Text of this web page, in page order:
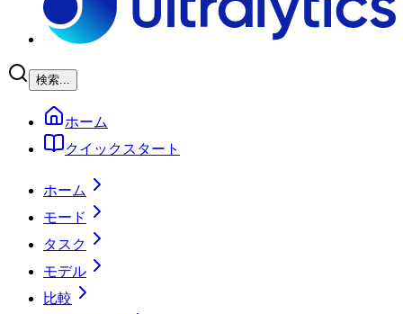
検索...
ホーム
クイックスタート
ホーム
モード
タスク
モデル
比較